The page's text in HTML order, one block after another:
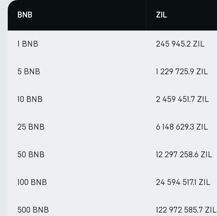
BNB ZIL
1 BNB 245 945.2 ZIL
5 BNB 1 229 725.9 ZIL
10 BNB 2 459 451.7 ZIL
25 BNB 6 148 629.3 ZIL
50 BNB 12 297 258.6 ZIL
100 BNB 24 594 517.1 ZIL
500 BNB 122 972 585.7 ZIL